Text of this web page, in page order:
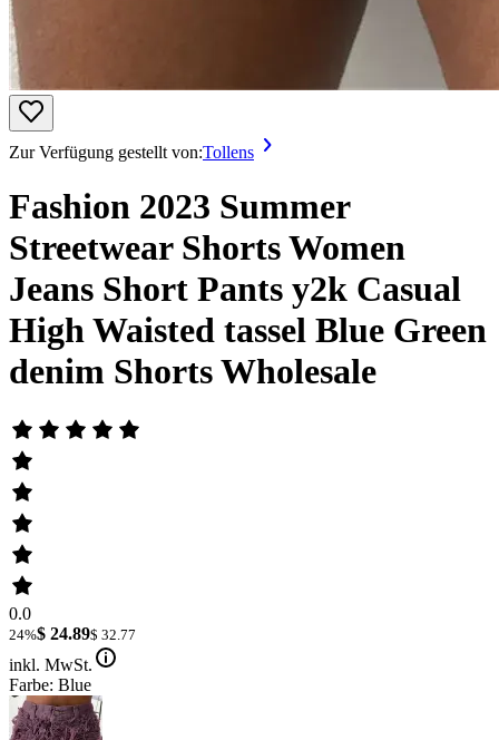
Zur Verfügung gestellt von:Tollens
Fashion 2023 Summer
Streetwear Shorts Women
Jeans Short Pants y2k Casual
High Waisted tassel Blue Green
denim Shorts Wholesale
0.0
24%$ 24.89$ 32.77
inkl. MwSt.
Farbe: Blue